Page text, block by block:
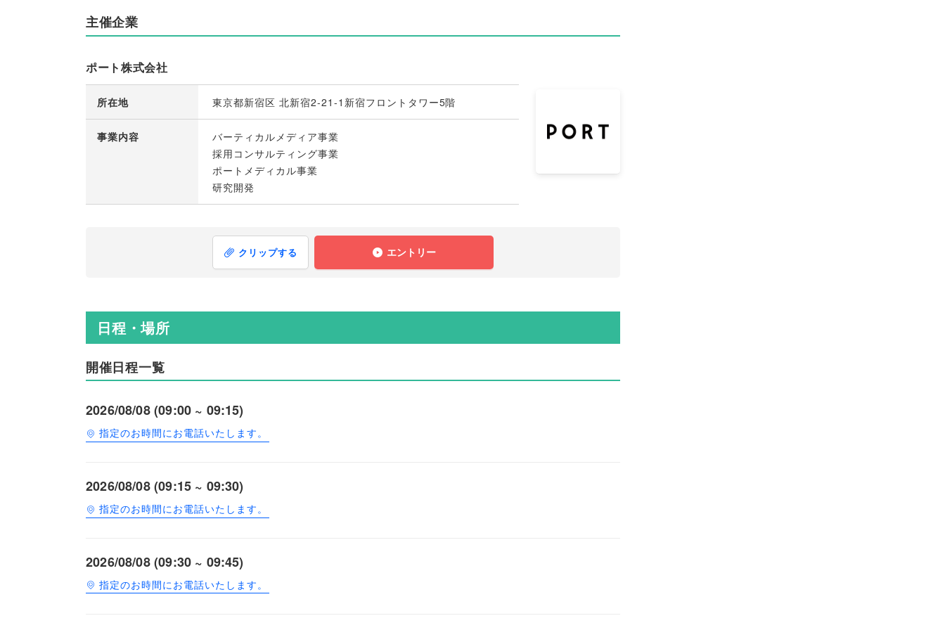
主催企業
ポート株式会社
所在地 東京都新宿区 北新宿2-21-1新宿フロントタワー5階
事業内容
バーティカルメディア事業
採用コンサルティング事業
ポートメディカル事業
研究開発
クリップする エントリー
日程・場所
開催日程一覧
2026/08/08 (09:00 ~ 09:15)
指定のお時間にお電話いたします。
2026/08/08 (09:15 ~ 09:30)
指定のお時間にお電話いたします。
2026/08/08 (09:30 ~ 09:45)
指定のお時間にお電話いたします。